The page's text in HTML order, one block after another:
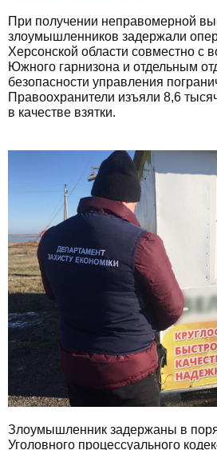
При получении неправомерной
злоумышленников задержали
Херсонской области совместно с
Южного гарнизона и отдельным
безопасности управления
Правоохранители изъяли 8,6
в качестве взятки.
Злоумышленник задержаны в
Уголовного процессуального